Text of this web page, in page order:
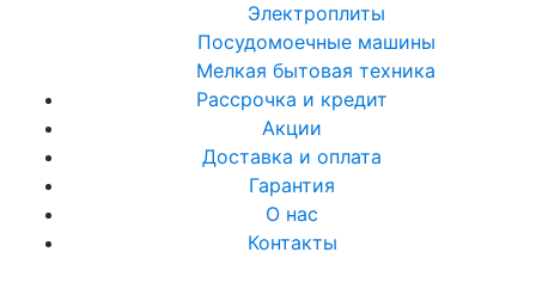
Электроплиты
Посудомоечные машины
Мелкая бытовая техника
Рассрочка и кредит
Акции
Доставка и оплата
Гарантия
О нас
Контакты